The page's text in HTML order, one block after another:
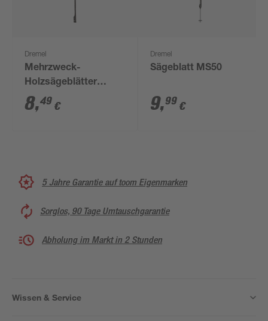
Dremel
Mehrzweck-
Holzsägeblätter
"Moto-Saw" MS52
8,49 €
Dremel
Sägeblatt MS50
9,99 €
5 Jahre Garantie auf toom Eigenmarken
Sorglos, 90 Tage Umtauschgarantie
Abholung im Markt in 2 Stunden
Wissen & Service